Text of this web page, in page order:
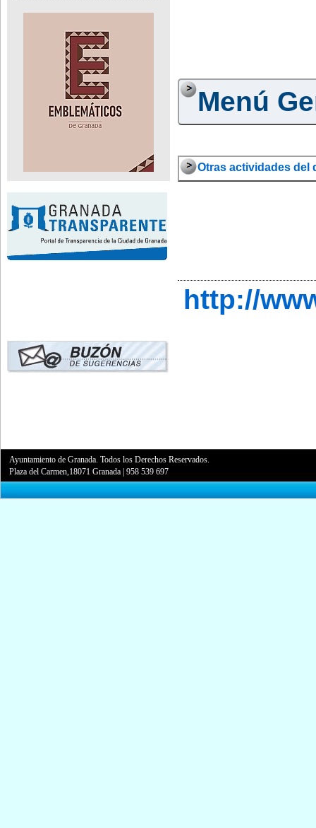
Menú
Otras actividades del
http://
Ayuntamiento de Granada. Todos los Derechos Reservados.
Plaza del Carmen,18071 Granada |958 539 697